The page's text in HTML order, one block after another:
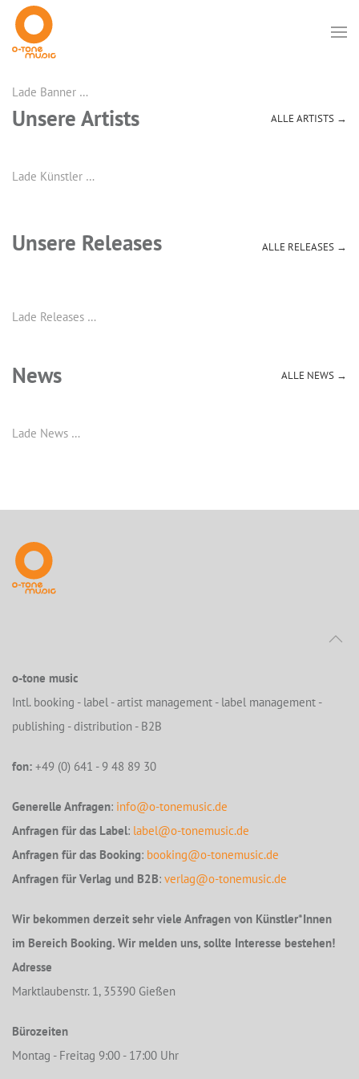
Lade Banner …
Unsere Artists ALLE ARTISTS →
Lade Künstler …
Unsere Releases ALLE RELEASES →
Lade Releases …
News ALLE NEWS →
Lade News …
o-tone music
Intl. booking - label - artist management - label management -
publishing - distribution - B2B
fon: +49 (0) 641 - 9 48 89 30
Generelle Anfragen: info@o-tonemusic.de
Anfragen für das Label: label@o-tonemusic.de
Anfragen für das Booking: booking@o-tonemusic.de
Anfragen für Verlag und B2B: verlag@o-tonemusic.de
Wir bekommen derzeit sehr viele Anfragen von Künstler*Innen
im Bereich Booking. Wir melden uns, sollte Interesse bestehen!
Adresse
Marktlaubenstr. 1, 35390 Gießen
Bürozeiten
Montag - Freitag 9:00 - 17:00 Uhr